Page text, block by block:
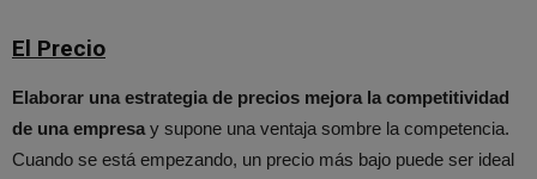
El Precio
Elaborar una estrategia de precios mejora la competitividad
de una empresa y supone una ventaja sombre la competencia.
Cuando se está empezando, un precio más bajo puede ser ideal